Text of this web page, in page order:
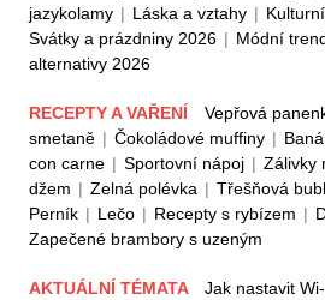
jazykolamy | Láska a vztahy |
Svátky a prázdniny 2026 | Módní
alternativy 2026
RECEPTY A VAŘENÍ Vepřová
smetaně | Čokoládové muffiny |
con carne | Sportovní nápoj | Zálivky
džem | Zelná polévka | Třešňová
Perník | Lečo | Recepty s rybízem |
Zapečené brambory s uzeným
AKTUÁLNÍ TÉMATA Jak nastavit